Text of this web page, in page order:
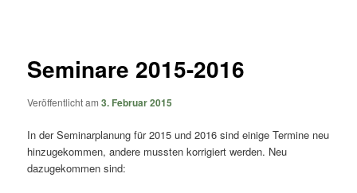
Seminare 2015-2016
Veröffentlicht am3. Februar 2015
In der Seminarplanung für 2015 und 2016 sind einige Termine neu
hinzugekommen, andere mussten korrigiert werden. Neu
dazugekommen sind: